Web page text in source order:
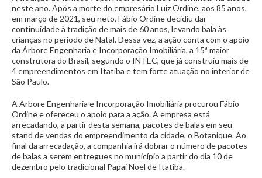
neste ano. Após a morte do empresário Luiz Ordine, aos 85 anos,
em março de 2021, seu neto, Fábio Ordine decidiu dar
continuidade à tradição de mais de 60 anos, levando bala às
crianças no período de Natal. Dessa vez, a ação conta com o apoio
da Árbore Engenharia e Incorporação Imobiliária, a 15ª maior
construtora do Brasil, segundo o INTEC, que já construiu mais de
4 empreendimentos em Itatiba e tem forte atuação no interior de
São Paulo.
A Árbore Engenharia e Incorporação Imobiliária procurou Fábio
Ordine e ofereceu o apoio para a ação. A empresa está
arrecadando, a partir desta semana, pacotes de balas em seu
stand de vendas do empreendimento da cidade, o Botanique. Ao
final da arrecadação, a companhia irá dobrar o número de pacotes
de balas a serem entregues no município a partir do dia 10 de
dezembro pelo tradicional Papai Noel de Itatiba.